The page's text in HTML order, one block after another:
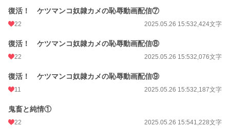
復活！ ケツマンコ奴隷カメの恥辱動画配信⑦
22 2025.05.26 15:532,424文字
復活！ ケツマンコ奴隷カメの恥辱動画配信⑧
22 2025.05.26 15:532,076文字
復活！ ケツマンコ奴隷カメの恥辱動画配信⑨
11 2025.05.26 15:532,187文字
鬼畜と純情①
22 2025.05.26 15:541,228文字